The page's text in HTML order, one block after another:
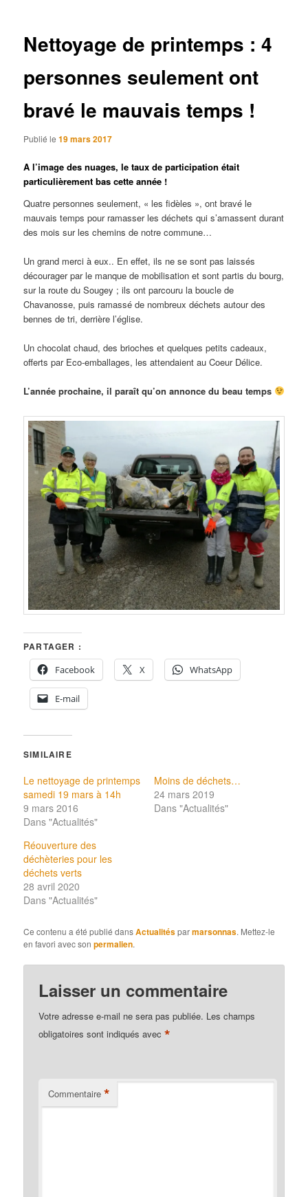
Nettoyage de printemps : 4
personnes seulement ont
bravé le mauvais temps !
Publié le19 mars 2017
A l’image des nuages, le taux de participation était
particulièrement bas cette année !
Quatre personnes seulement, « les fidèles », ont bravé le
mauvais temps pour ramasser les déchets qui s’amassent durant
des mois sur les chemins de notre commune…
Un grand merci à eux.. En effet, ils ne se sont pas laissés
décourager par le manque de mobilisation et sont partis du bourg,
sur la route du Sougey ; ils ont parcouru la boucle de
Chavanosse, puis ramassé de nombreux déchets autour des
bennes de tri, derrière l’église.
Un chocolat chaud, des brioches et quelques petits cadeaux,
offerts par Eco-emballages, les attendaient au Coeur Délice.
L’année prochaine, il paraît qu’on annonce du beau temps
PARTAGER :
Facebook
X WhatsApp
E-mail
SIMILAIRE
Le nettoyage de printemps
samedi 19 mars à 14h
9 mars 2016
Dans "Actualités"
Moins de déchets…
24 mars 2019
Dans "Actualités"
Réouverture des
déchèteries pour les
déchets verts
28 avril 2020
Dans "Actualités"
Ce contenu a été publié dansActualitésparmarsonnas. Mettez-le
en favori avec sonpermalien.
Laisser un commentaire
Votre adresse e-mail ne sera pas publiée. Les champs
obligatoires sont indiqués avec*
Commentaire *